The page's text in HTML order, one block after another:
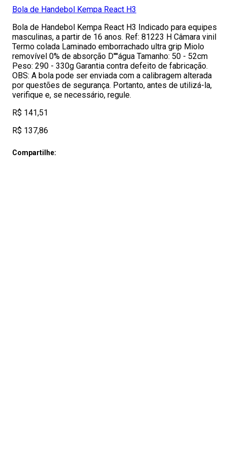
Bola de Handebol Kempa React H3
Bola de Handebol Kempa React H3 Indicado para equipes
masculinas, a partir de 16 anos. Ref: 81223 H Câmara vinil
Termo colada Laminado emborrachado ultra grip Miolo
removível 0% de absorção D''''água Tamanho: 50 - 52cm
Peso: 290 - 330g Garantia contra defeito de fabricação.
OBS: A bola pode ser enviada com a calibragem alterada
por questões de segurança. Portanto, antes de utilizá-la,
verifique e, se necessário, regule.
R$ 141,51
R$ 137,86
Compartilhe: